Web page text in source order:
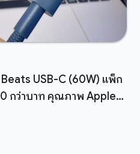
USB-C (60W) แพ็ก
กว่าบาท คุณภาพ Apple